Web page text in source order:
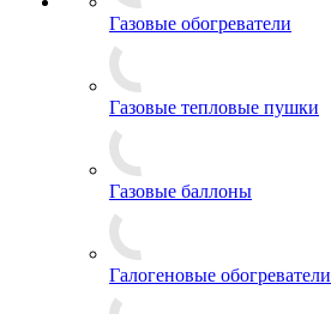
Газовые обогреватели
Газовые тепловые пушки
Газовые баллоны
Галогеновые обогреватели